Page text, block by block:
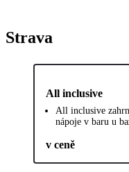
Strava
All inclusive
All inclusive
nápoje v baru u
v ceně